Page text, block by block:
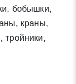
бобышки,
краны,
тройники,